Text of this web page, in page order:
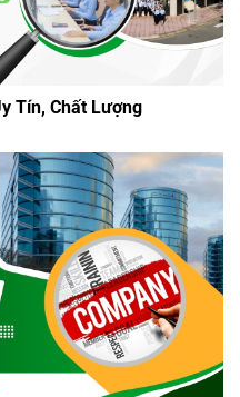
Tín, Chất Lượng